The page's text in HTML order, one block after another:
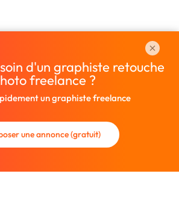
d'un graphiste retouche
freelance ?
un graphiste freelance
une annonce (gratuit)